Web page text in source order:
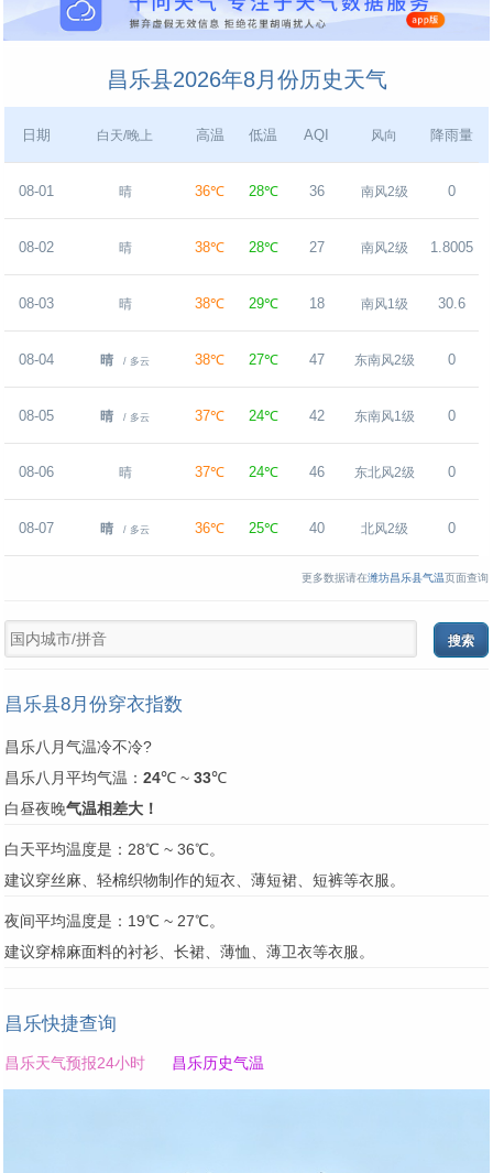
昌乐县2026年8月份历史天气
日期 白天/晚上 高温 低温 AQI 风向 降雨量
08-01 晴 36℃ 28℃ 36 南风2级 0
08-02 晴 38℃ 28℃ 27 南风2级 1.8005
08-03 晴 38℃ 29℃ 18 南风1级 30.6
08-04 晴 / 多云 38℃ 27℃ 47 东南风2级 0
08-05 晴 / 多云 37℃ 24℃ 42 东南风1级 0
08-06 晴 37℃ 24℃ 46 东北风2级 0
08-07 晴 / 多云 36℃ 25℃ 40 北风2级 0
更多数据请在潍坊昌乐县气温页面查询
昌乐县8月份穿衣指数
昌乐八月气温冷不冷?
昌乐八月平均气温： 24℃ ~ 33℃
白昼夜晚气温相差大！
白天平均温度是：28℃ ~ 36℃。
建议穿丝麻、轻棉织物制作的短衣、薄短裙、短裤等衣服。
夜间平均温度是：19℃ ~ 27℃。
建议穿棉麻面料的衬衫、长裙、薄恤、薄卫衣等衣服。
昌乐快捷查询
昌乐天气预报24小时 昌乐历史气温